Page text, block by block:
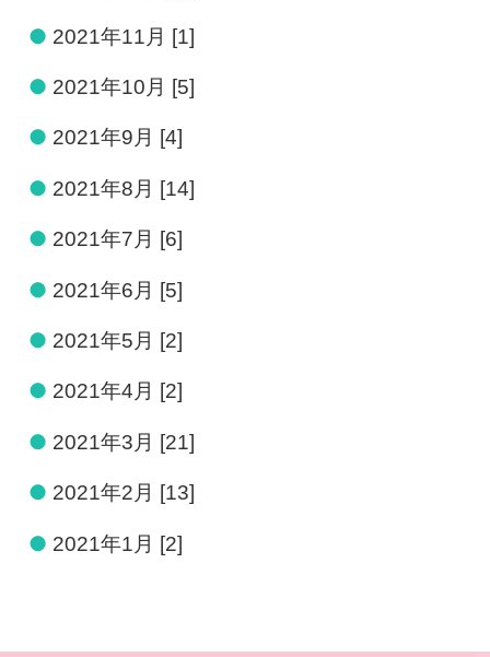
● 2021年11月 [1]
● 2021年10月 [5]
● 2021年9月 [4]
● 2021年8月 [14]
● 2021年7月 [6]
● 2021年6月 [5]
● 2021年5月 [2]
● 2021年4月 [2]
● 2021年3月 [21]
● 2021年2月 [13]
● 2021年1月 [2]